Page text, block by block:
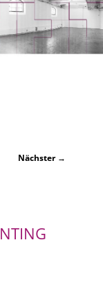
Nächster →